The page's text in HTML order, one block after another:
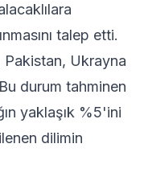
talep etti.
Ukrayna
durum tahminen
yaklaşık %5'ini
dilimin